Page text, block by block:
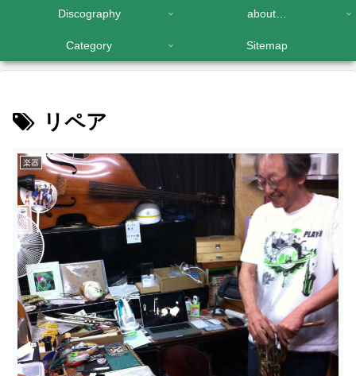
Discography about…
Category Sitemap
リペア
楽器